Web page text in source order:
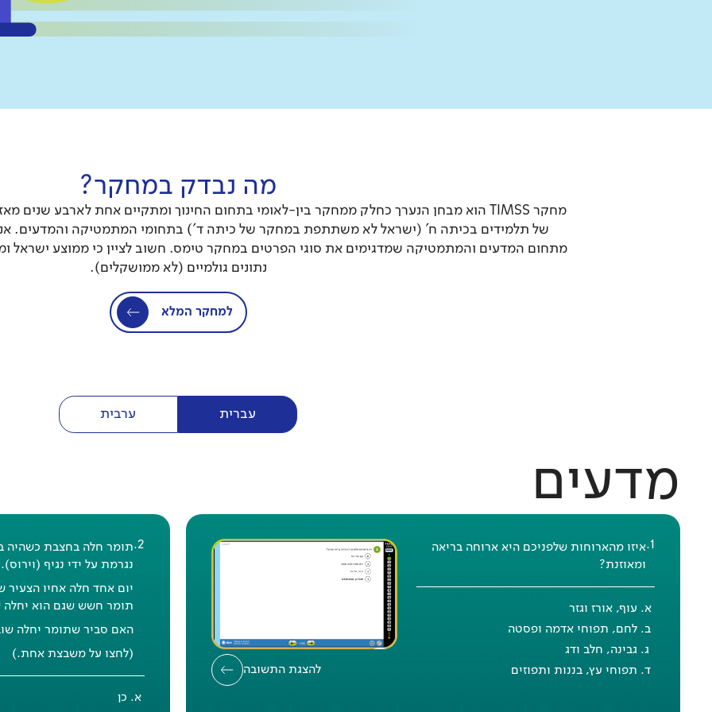
מה נבדק במחקר?
של תלמידים בכיתה ח' (ישראל לא משתתפת במחקר של כיתה ד') בתחומי המתמטיקה והמדעים.
מתחום המדעים והמתמטיקה שמדגימים את סוגי הפרטים במחקר טימס. חשוב לציין כי ממוצע ישראל
נתונים גולמיים (לא ממושקלים).
למחקר המלא
עברית ערבית
מדעים
1
.איזו מהארוחות שלפניכם היא ארוחה בריאה
ומאוזנת?
עוף, אורז וגזר
לחם, תפוחי אדמה ופסטה
גבינה, חלב ודג
תפוחי עץ, בננות ותפוזים
תשובה נכונה: א
אחוז הצלחהבישראל : 72%
אחוז הצלחהדוברי עברית : 83%
אחוז הצלחהדוברי ערבית : 40%
אחוז הצלחה במדינות המשתתפות
68%
להצגת התשובה
2
.תומר חלה בחצבת כשהיה
נגרמת על ידי נגיף (וירוס).
יום אחד חלה אחיו
תומר חשש שגם הוא יחלה
האם סביר שתומר יחלה
(לחצו על משבצת אחת.)
כן